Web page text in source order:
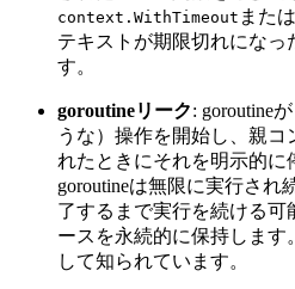
context.WithTimeout または
テキストが期限切れになっ
す。
goroutineリーク: goroutine
うな）操作を開始し、親
れたときにそれを明示的に
goroutineは無限に実行され
了するまで実行を続ける可
ースを永続的に保持します
して知られています。